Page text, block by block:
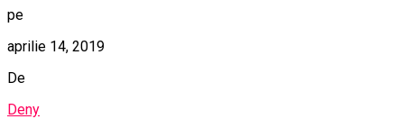
pe
aprilie 14, 2019
De
Deny